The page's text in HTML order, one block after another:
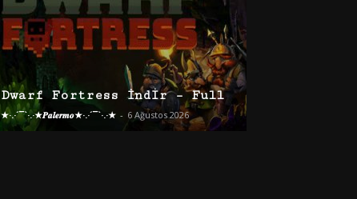
Dwarf Fortress İndir – Full
★·.·´¯`·.·★𝑷𝒂𝒍𝒆𝒓𝒎𝒐★·.·´¯`·.·★ - 6 Ağustos 2026